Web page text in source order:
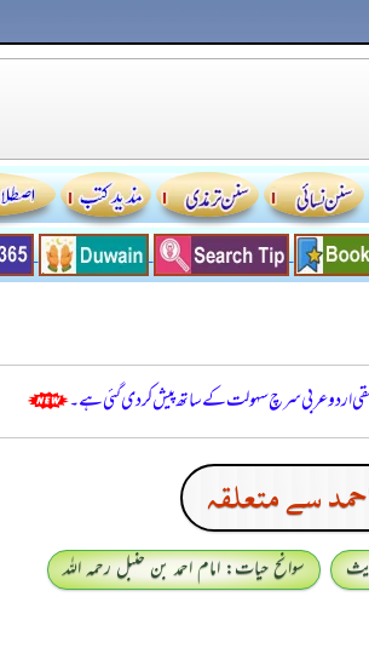
اردو عربی سرچ سہولت کے ساتھ پیش کر دی گئی ہے۔
سے متعلقہ
سوانح حیات: امام احمد بن حنبل رحمہ اللہ